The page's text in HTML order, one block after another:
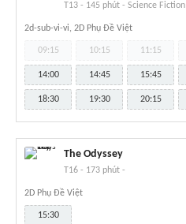
T13 - 145 phút - Science Fiction
2d-sub-vi-vi, 2D Phụ Đề Việt
09:15 10:15 11:15
14:00 14:45 15:45
18:30 19:30 20:15
The Odyssey
T16 - 173 phút -
2D Phụ Đề Việt
15:30